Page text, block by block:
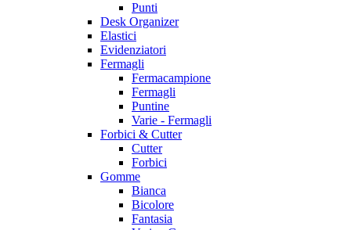
Punti
Desk Organizer
Elastici
Evidenziatori
Fermagli
Fermacampione
Fermagli
Puntine
Varie - Fermagli
Forbici & Cutter
Cutter
Forbici
Gomme
Bianca
Bicolore
Fantasia